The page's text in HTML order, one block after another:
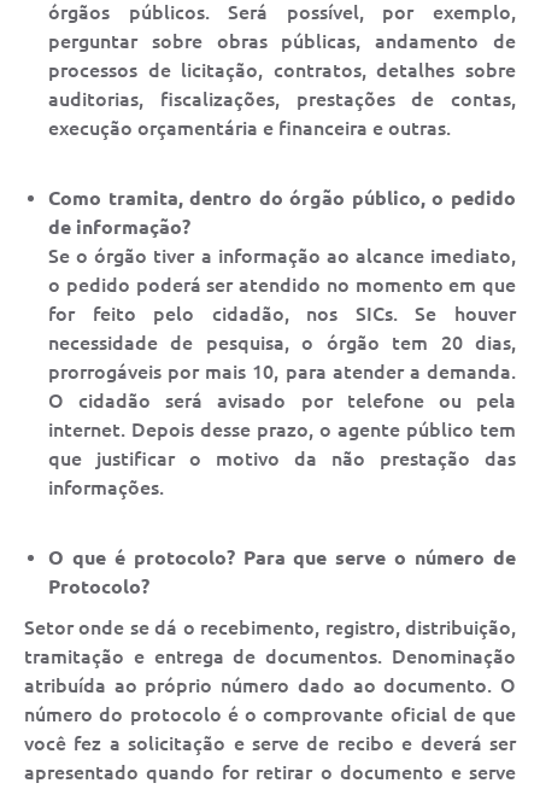
órgãos públicos. Será possível, por exemplo,
perguntar sobre obras públicas, andamento de
processos de licitação, contratos, detalhes sobre
auditorias, fiscalizações, prestações de contas,
execução orçamentária e financeira e outras.
Como tramita, dentro do órgão público, o pedido
de informação?
Se o órgão tiver a informação ao alcance imediato,
o pedido poderá ser atendido no momento em que
for feito pelo cidadão, nos SICs. Se houver
necessidade de pesquisa, o órgão tem 20 dias,
prorrogáveis por mais 10, para atender a demanda.
O cidadão será avisado por telefone ou pela
internet. Depois desse prazo, o agente público tem
que justificar o motivo da não prestação das
informações.
O que é protocolo? Para que serve o número de
Protocolo?
Setor onde se dá o recebimento, registro, distribuição,
tramitação e entrega de documentos. Denominação
atribuída ao próprio número dado ao documento. O
número do protocolo é o comprovante oficial de que
você fez a solicitação e serve de recibo e deverá ser
apresentado quando for retirar o documento e serve